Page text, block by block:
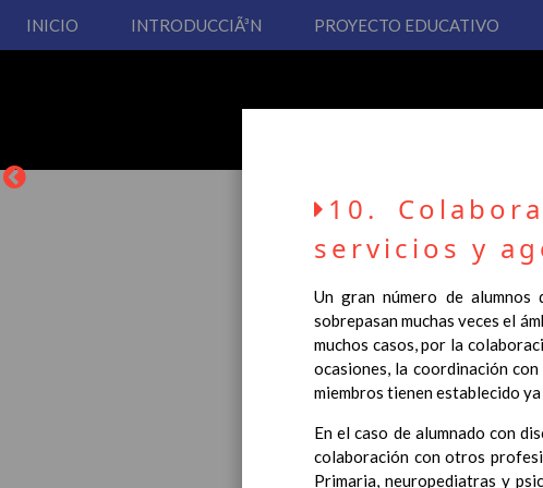
INICIO INTRODUCCIÃ³N PROYECTO EDUCATIVO
La entrada en vigor del Real
Educación Primaria, se ha
cual usted podrá consultar
10.
servicios y
Un gran número de alumnos
sobrepasan muchas veces el
muchos casos, por la
ocasiones, la coordinación
miembros tienen establecido
En el caso de alumnado con
colaboración con otros
Primaria, neuropediatras y